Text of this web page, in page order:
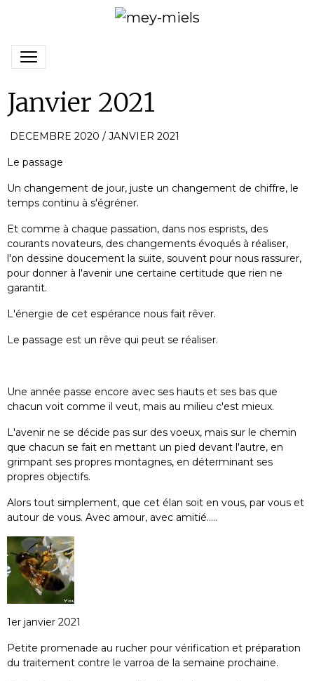
Janvier 2021
DECEMBRE 2020 / JANVIER 2021
Le passage
Un changement de jour, juste un changement de chiffre, le
temps continu à s'égréner.
Et comme à chaque passation, dans nos esprists, des
courants novateurs, des changements évoqués à réaliser,
l'on dessine doucement la suite, souvent pour nous rassurer,
pour donner à l'avenir une certaine certitude que rien ne
garantit.
L'énergie de cet espérance nous fait rêver.
Le passage est un rêve qui peut se réaliser.
Une année passe encore avec ses hauts et ses bas que
chacun voit comme il veut, mais au milieu c'est mieux.
L'avenir ne se décide pas sur des voeux, mais sur le chemin
que chacun se fait en mettant un pied devant l'autre, en
grimpant ses propres montagnes, en déterminant ses
propres objectifs.
Alors tout simplement, que cet élan soit en vous, par vous et
autour de vous. Avec amour, avec amitié.....
1er janvier 2021
Petite promenade au rucher pour vérification et préparation
du traitement contre le varroa de la semaine prochaine.